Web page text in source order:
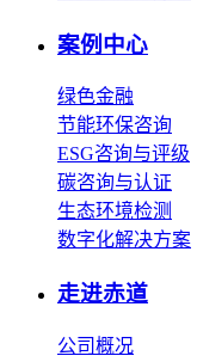
案例中心
绿色金融
节能环保咨询
ESG咨询与评级
碳咨询与认证
生态环境检测
数字化解决方案
走进赤道
公司概况